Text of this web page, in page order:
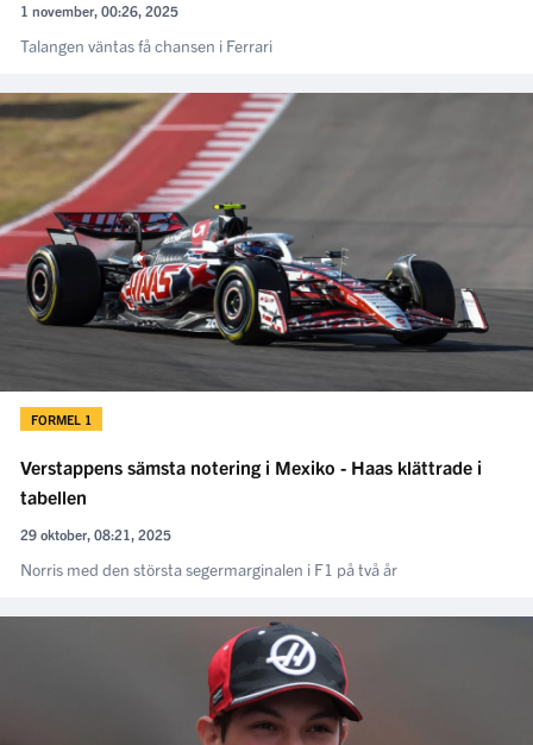
1 november, 00:26, 2025
Talangen väntas få chansen i Ferrari
FORMEL 1
Verstappens sämsta notering i Mexiko - Haas klättrade i
tabellen
29 oktober, 08:21, 2025
Norris med den största segermarginalen i F1 på två år